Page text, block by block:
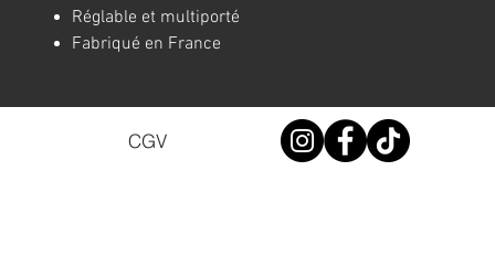
Réglable et multiporté
Fabriqué en France
CGV